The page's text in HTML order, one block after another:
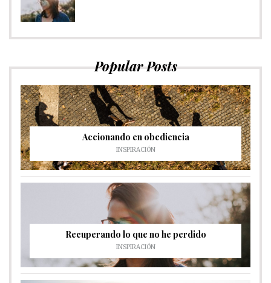
Popular Posts
Accionando en obediencia
INSPIRACIÓN
Recuperando lo que no he perdido
INSPIRACIÓN